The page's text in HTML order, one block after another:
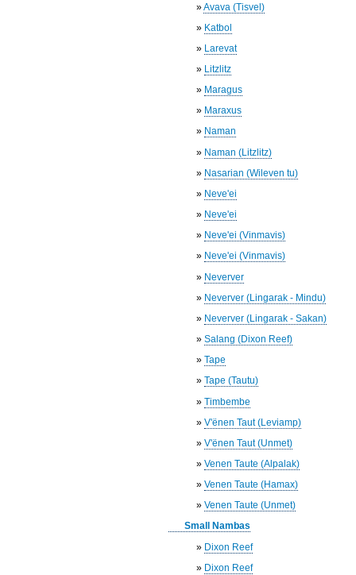
»Avava (Tisvel)
» Katbol
» Larevat
» Litzlitz
» Maragus
» Maraxus
» Naman
» Naman (Litzlitz)
» Nasarian (Wileven tu)
» Neve'ei
» Neve'ei
» Neve'ei (Vinmavis)
» Neve'ei (Vinmavis)
» Neverver
» Neverver (Lingarak - Mindu)
» Neverver (Lingarak - Sakan)
»Salang (Dixon Reef)
»Tape
»Tape (Tautu)
»Timbembe
»V'ënen Taut (Leviamp)
»V'ënen Taut (Unmet)
»Venen Taute (Alpalak)
»Venen Taute (Hamax)
»Venen Taute (Unmet)
Small Nambas
» Dixon Reef
» Dixon Reef